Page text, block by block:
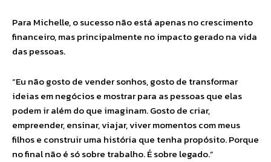
Para Michelle, o sucesso não está apenas no crescimento
financeiro, mas principalmente no impacto gerado na vida
das pessoas.
“Eu não gosto de vender sonhos, gosto de transformar
ideias em negócios e mostrar para as pessoas que elas
podem ir além do que imaginam. Gosto de criar,
empreender, ensinar, viajar, viver momentos com meus
filhos e construir uma história que tenha propósito. Porque
no final não é só sobre trabalho. É sobre legado.”